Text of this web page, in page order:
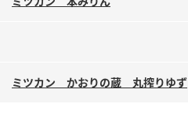
ミツカン かおりの蔵 丸搾りゆず